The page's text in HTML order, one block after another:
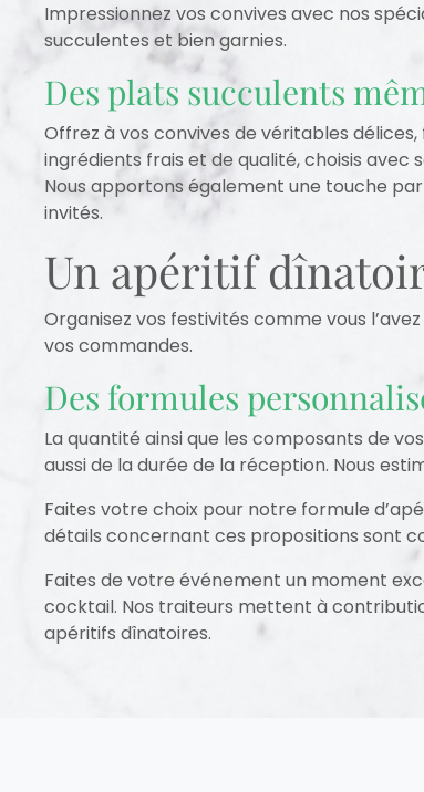
Impressionnez vos convives avec nos
succulentes et bien garnies.
Des plats succulents
Offrez à vos convives de véritables
ingrédients frais et de qualité, choisis
Nous apportons également une touche
invités.
Un apéritif
Organisez vos festivités comme vous
vos commandes.
Des formules
La quantité ainsi que les composants de
aussi de la durée de la réception. Nous
Faites votre choix pour notre formule
détails concernant ces propositions sont
Faites de votre événement un moment
cocktail. Nos traiteurs mettent à
apéritifs dînatoires.